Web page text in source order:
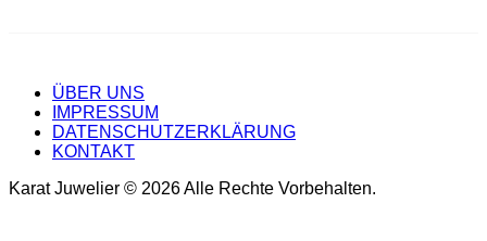
ÜBER UNS
IMPRESSUM
DATENSCHUTZERKLÄRUNG
KONTAKT
Karat Juwelier © 2026 Alle Rechte Vorbehalten.